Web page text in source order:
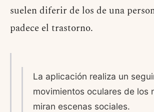
suelen diferir de los de una
padece el trastorno.
La aplicación realiza un
movimientos oculares de los
miran escenas sociales.